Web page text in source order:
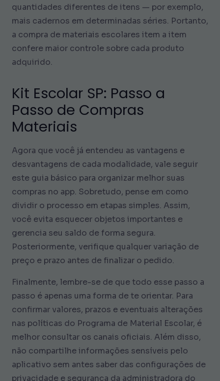
quantidades diferentes de itens — por exemplo,
mais cadernos em determinadas séries. Portanto,
a compra de materiais escolares item a item
confere maior controle sobre cada produto
adquirido.
Kit Escolar SP: Passo a
Passo de Compras
Materiais
Agora que você já entendeu as vantagens e
desvantagens de cada modalidade, vale seguir
este guia básico para organizar melhor suas
compras no app. Sobretudo, pense em como
dividir o processo em etapas simples. Assim,
você evita esquecer objetos importantes e
gerencia seu saldo de forma segura.
Posteriormente, verifique qualquer variação de
preço e prazo antes de finalizar o pedido.
Finalmente, lembre-se de que todo esse passo a
passo é apenas uma forma de te orientar. Para
confirmar valores, prazos e eventuais alterações
nas políticas do Programa de Material Escolar, é
melhor consultar os canais oficiais. Além disso,
não compartilhe informações sensíveis pelo
aplicativo sem antes saber das configurações de
privacidade e segurança da administradora do